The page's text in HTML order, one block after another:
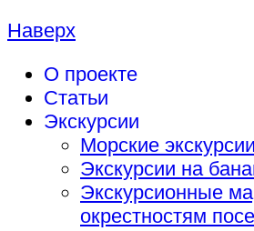
Наверх
О проекте
Статьи
Экскурсии
Морские
Экскурсии на
Экскурсионные
окрестностям